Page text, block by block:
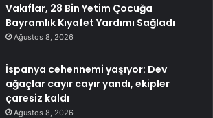
Vakıflar, 28 Bin Yetim Çocuğa
Bayramlık Kıyafet Yardımı Sağladı
Ağustos 8, 2026
İspanya cehennemi yaşıyor: Dev
ağaçlar cayır cayır yandı, ekipler
çaresiz kaldı
Ağustos 8, 2026